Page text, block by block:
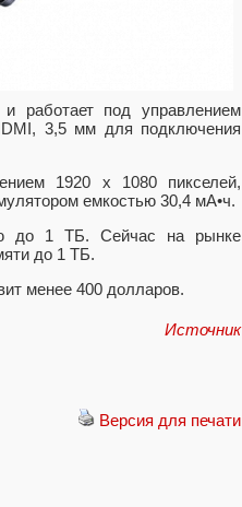
работает под управлением
3,5 мм для подключения
1920 х 1080 пикселей,
емкостью 30,4 мА•ч.
до 1 ТБ. Сейчас на рынке
до 1 ТБ.
менее 400 долларов.
Источник
Версия для печати